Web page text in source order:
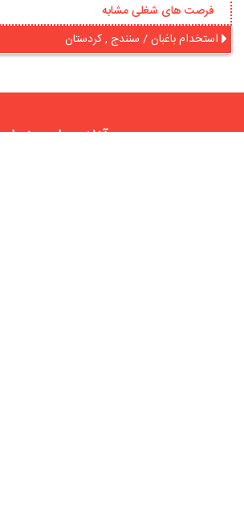
فرصت های شغلی مشابه
استخدام باغبان / سنندج , کردستان
در آنلاین استخدام